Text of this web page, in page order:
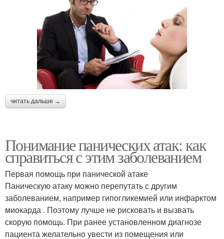
читать дальше →
Понимание панических атак: как
справиться с этим заболеванием
Первая помощь при панической атаке
Паническую атаку можно перепутать с другим
заболеванием, например гипогликемией или инфарктом
миокарда . Поэтому лучше не рисковать и вызвать
скорую помощь. При ранее установленном диагнозе
пациента желательно увести из помещения или